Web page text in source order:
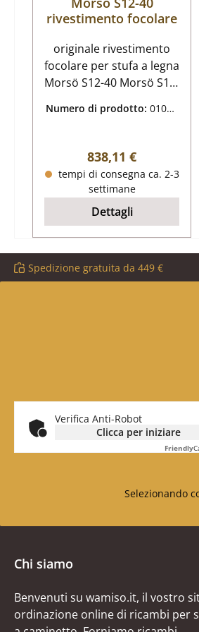
rivestimento focolare
originale rivestimento
focolare per stufa a legna
Morsö S12-40 Morsö S12-
dati chiave: pietre per
rivestimento interno
stufa
Numero di prodotto:01059
Prezzo normale:
838,11 €
tempi di consegna ca. 2-3
settimane
Dettagli
Spedizione gratuita da 449 €
Verifica Anti-Robot
Clicca per iniziare
Friendly
Selezionando
Chi siamo
Benvenuti su wamiso.it, il vostro
ordinazione online di ricambi per